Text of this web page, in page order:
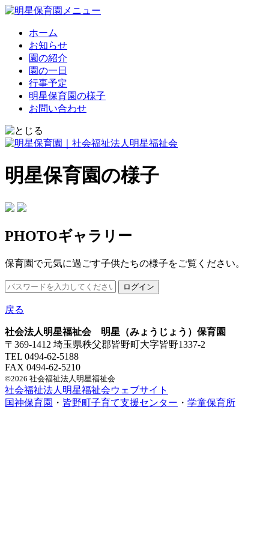
ホーム
お知らせ
園の紹介
園の一日
行事予定
明星保育園の様子
お問い合わせ
明星保育園の様子
PHOTOギャラリー
保育園で元気に過ごす子供たちの様子をご覧ください。
戻る
社会法人明星福祉会 明星（みょうじょう）保育園
〒369-1412 埼玉県秩父郡皆野町大字皆野1337-2
TEL 0494-62-5188
FAX 0494-62-5210
©2026 社会福祉法人明星福祉会
社会福祉法人明星福祉会ウェブサイト
国神保育園 ・ 皆野町子育て支援センター ・ 学童保育所